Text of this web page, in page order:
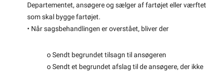
Departementet, ansøgere og sælger af fartøjet eller værftet
som skal bygge fartøjet.
• Når sagsbehandlingen er overstået, bliver der
o Sendt begrundet tilsagn til ansøgeren
o Sendt et begrundet afslag til de ansøgere, der ikke